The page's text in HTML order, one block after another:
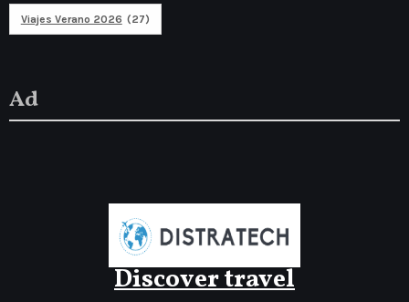
Viajes Verano 2026 (27)
Ad
Discover travel